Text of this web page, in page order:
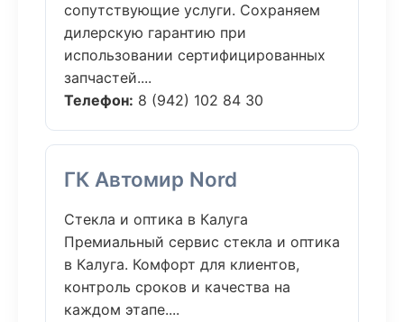
сопутствующие услуги. Сохраняем
дилерскую гарантию при
использовании сертифицированных
запчастей....
Телефон: 8 (942) 102 84 30
ГК Автомир Nord
Стекла и оптика в Калуга
Премиальный сервис стекла и оптика
в Калуга. Комфорт для клиентов,
контроль сроков и качества на
каждом этапе....